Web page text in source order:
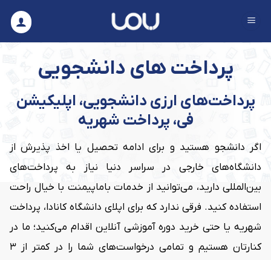
پرداخت های دانشجویی
پرداخت‌های ارزی دانشجویی، اپلیکیشن
فی، پرداخت شهریه
اگر دانشجو هستید و برای ادامه تحصیل یا اخذ پذیرش از
دانشگاه‌های خارجی در سراسر دنیا نیاز به پرداخت‌های
بین‌المللی دارید، می‌توانید از خدمات باماپیمنت با خیال راحت
استفاده کنید. فرقی ندارد که برای اپلای دانشگاه کانادا، پرداخت
شهریه یا حتی خرید دوره آموزشی آنلاین اقدام می‌کنید؛ ما در
کنارتان هستیم و تمامی درخواست‌های شما را در کمتر از ۳